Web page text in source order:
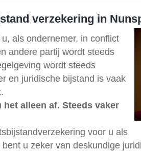
verzekering in
als ondernemer, in conflict
andere partij wordt steeds
wordt steeds
en juridische bijstand is vaak
het alleen af. Steeds vaker
voor u als
u zeker van deskundige